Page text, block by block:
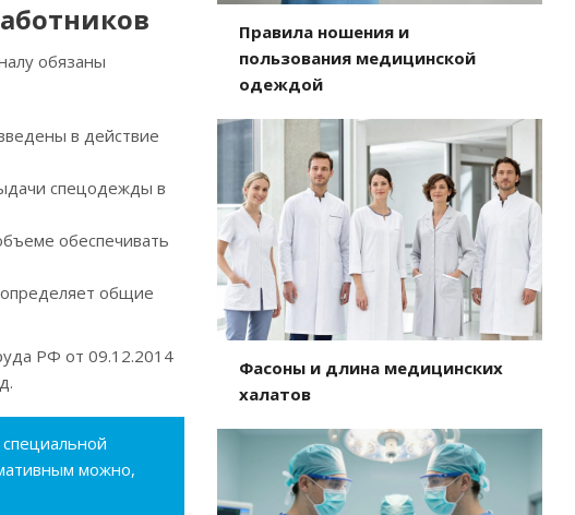
обязаны
в действие
спецодежды в
обеспечивать
общие
РФ от 09.12.2014
можно,
Правила ношения и
пользования медицинской
одеждой
Фасоны и длина медицинских
халатов